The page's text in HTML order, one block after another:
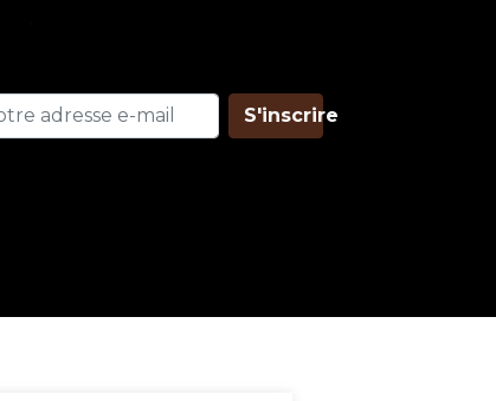
S'inscrire